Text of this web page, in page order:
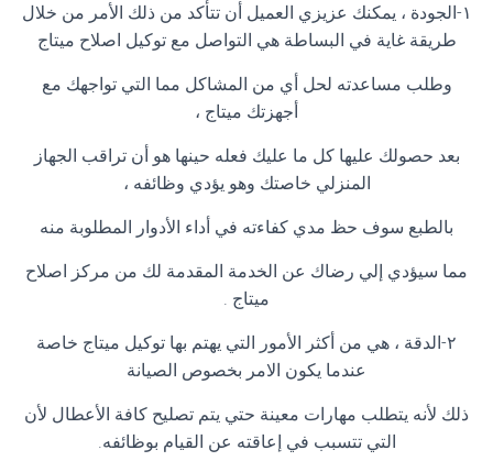
١-الجودة ، يمكنك عزيزي العميل أن تتأكد من ذلك الأمر من خلال
طريقة غاية في البساطة هي التواصل مع توكيل اصلاح ميتاج
وطلب مساعدته لحل أي من المشاكل مما التي تواجهك مع
أجهزتك ميتاج ،
بعد حصولك عليها كل ما عليك فعله حينها هو أن تراقب الجهاز
المنزلي خاصتك وهو يؤدي وظائفه ،
بالطبع سوف حظ مدي كفاءته في أداء الأدوار المطلوبة منه
مما سيؤدي إلي رضاك عن الخدمة المقدمة لك من مركز اصلاح
ميتاج .
٢-الدقة ، هي من أكثر الأمور التي يهتم بها توكيل ميتاج خاصة
عندما يكون الامر بخصوص الصيانة
ذلك لأنه يتطلب مهارات معينة حتي يتم تصليح كافة الأعطال لأن
التي تتسبب في إعاقته عن القيام بوظائفه.